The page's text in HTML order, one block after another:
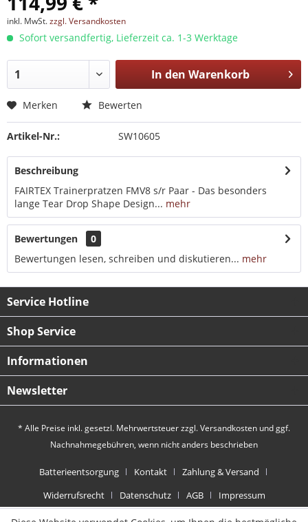
inkl. MwSt.zzgl. Versandkosten
Sofort versandfertig, Lieferzeit ca. 1-3 Werktage
In den Warenkorb
Merken Bewerten
Artikel-Nr.: SW10605
Beschreibung
FAIRTEX Trainerpratzen FMV8 s/r Paar - Das besonders
lange Tear Drop Shape Design... mehr
Bewertungen
0
Bewertungen lesen, schreiben und diskutieren... mehr
Service Hotline
Shop Service
Informationen
Newsletter
* Alle Preise inkl. gesetzl. Mehrwertsteuer zzgl.Versandkosten und ggf.
Nachnahmegebühren, wenn nicht anders beschrieben
Batterieentsorgung Kontakt
Zahlung & Versand
Widerrufsrecht
Datenschutz AGB Impressum